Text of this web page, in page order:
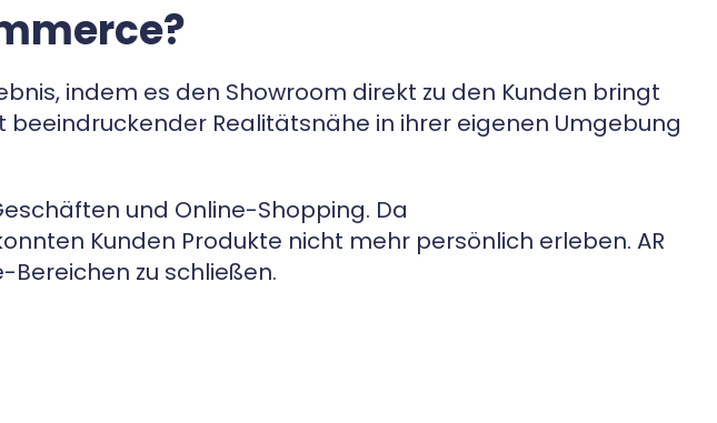
indem es den Showroom direkt zu den Kunden bringt
Realitätsnähe in ihrer eigenen Umgebung
und Online-Shopping. Da
Kunden Produkte nicht mehr persönlich erleben. AR
zu schließen.